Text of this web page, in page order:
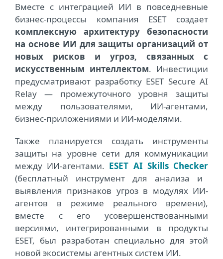
Вместе с интеграцией ИИ в повседневные
бизнес-процессы компания ESET создает
комплексную архитектуру безопасности
на основе ИИ для защиты организаций от
новых рисков и угроз, связанных с
искусственным интеллектом. Инвестиции
предусматривают разработку ESET Secure AI
Relay — промежуточного уровня защиты
между пользователями, ИИ-агентами,
бизнес-приложениями и ИИ-моделями.
Также планируется создать инструменты
защиты на уровне сети для коммуникации
между ИИ-агентами. ESET AI Skills Checker
(бесплатный инструмент для анализа и
выявления признаков угроз в модулях ИИ-
агентов в режиме реального времени),
вместе с его усовершенствованными
версиями, интегрированными в продукты
ESET, был разработан специально для этой
новой экосистемы агентных систем ИИ.